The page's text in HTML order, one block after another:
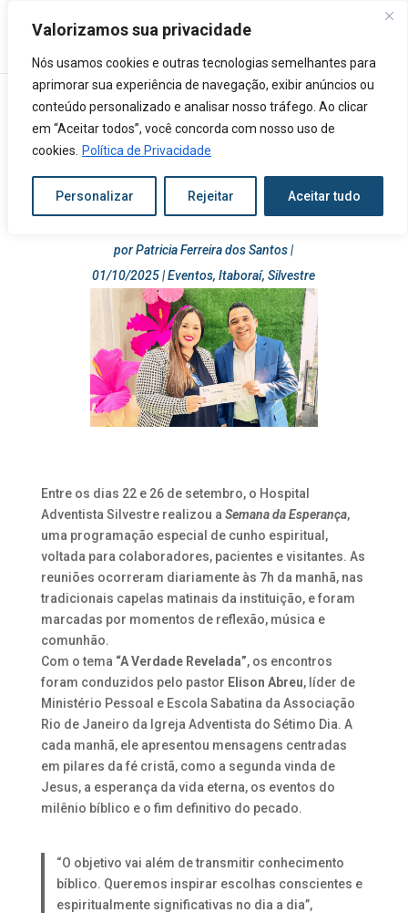
Valorizamos sua privacidade
Nós usamos cookies e outras tecnologias semelhantes para
aprimorar sua experiência de navegação, exibir anúncios ou
conteúdo personalizado e analisar nosso tráfego. Ao clicar
em “Aceitar todos”, você concorda com nosso uso de
cookies.
Política de Privacidade
Personalizar Rejeitar Aceitar tudo
Hospitais Adventistas do Rio
promovem “Semana da
Esperança” com mensagens
de fé e espiritualidade
porPatricia Ferreira dos Santos|
01/10/2025|Eventos,Itaboraí,Silvestre
Entre os dias 22 e 26 de setembro, o Hospital
Adventista Silvestre realizou a Semana da Esperança,
uma programação especial de cunho espiritual,
voltada para colaboradores, pacientes e visitantes. As
reuniões ocorreram diariamente às 7h da manhã, nas
tradicionais capelas matinais da instituição, e foram
marcadas por momentos de reflexão, música e
comunhão.
Com o tema “A Verdade Revelada”, os encontros
foram conduzidos pelo pastor Elison Abreu, líder de
Ministério Pessoal e Escola Sabatina da Associação
Rio de Janeiro da Igreja Adventista do Sétimo Dia. A
cada manhã, ele apresentou mensagens centradas
em pilares da fé cristã, como a segunda vinda de
Jesus, a esperança da vida eterna, os eventos do
milênio bíblico e o fim definitivo do pecado.
“O objetivo vai além de transmitir conhecimento
bíblico. Queremos inspirar escolhas conscientes e
espiritualmente significativas no dia a dia”,